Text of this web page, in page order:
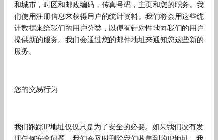
和城市，时区和邮政编码，传真号码，主页和您的职务。我
们使用注册信息来获得用户的统计资料。我们将会用这些统
计数据来给我们的用户分类，以便有针对性地向我们的用户
提供新的服务。我们会通过您的邮件地址来通知您这些新的
服务。
您的交易行为
我们跟踪IP地址仅仅只是为了安全的必要。如果我们没有发
现任何安全问题，我们会及时删除我们收集到的IP地址。我